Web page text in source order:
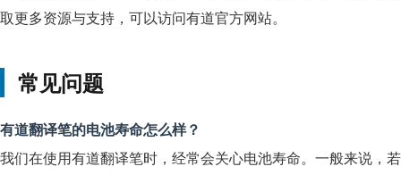
取更多资源与支持，可以访问有道官方网站。
常见问题
有道翻译笔的电池寿命怎么样？
我们在使用有道翻译笔时，经常会关心电池寿命。一般来说，若